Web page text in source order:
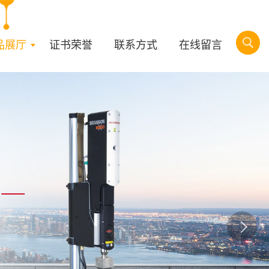
展厅 证书荣誉 联系方式 在线留言